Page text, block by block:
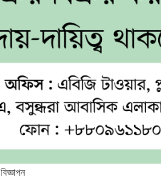
বিজ্ঞাপন